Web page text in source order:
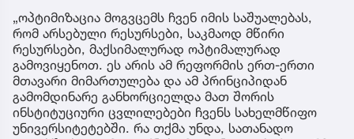
„ოპტიმიზაცია მოგვცემს ჩვენ იმის საშუალებას,
რომ არსებული რესურსები, საკმაოდ მწირი
რესურსები, მაქსიმალურად ოპტიმალურად
გამოვიყენოთ. ეს არის ამ რეფორმის ერთ-ერთი
მთავარი მიმართულება და ამ პრინციპიდან
გამომდინარე განხორციელდა მათ შორის
ინსტიტუციური ცვლილებები ჩვენს სახელმწიფო
უნივერსიტეტებში. რა თქმა უნდა, სათანადო